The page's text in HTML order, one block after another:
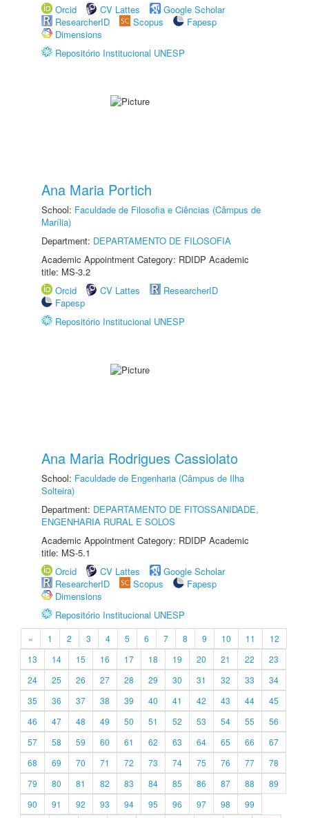
Orcid
CV Lattes
Google Scholar
ResearcherID
Scopus
Fapesp
Dimensions
Repositório Institucional UNESP
Ana Maria Portich
School: Faculdade de Filosofia e Ciências (Câmpus de
Marília)
Department: DEPARTAMENTO DE FILOSOFIA
Academic Appointment Category: RDIDP Academic
title: MS-3.2
Orcid
CV Lattes
ResearcherID
Fapesp
Repositório Institucional UNESP
Ana Maria Rodrigues Cassiolato
School: Faculdade de Engenharia (Câmpus de Ilha
Solteira)
Department: DEPARTAMENTO DE FITOSSANIDADE,
ENGENHARIA RURAL E SOLOS
Academic Appointment Category: RDIDP Academic
title: MS-5.1
Orcid
CV Lattes
Google Scholar
ResearcherID
Scopus
Fapesp
Dimensions
Repositório Institucional UNESP
« 1 2 3 4 5 6 7 8 9 10 11
12
13
14 15 16 17 18 19 20 21 22
23
24
25 26 27 28 29 30 31 32 33
34
35
36 37 38 39 40 41 42 43 44
45
46
47 48 49 50 51 52 53 54 55
56
57
58 59 60 61 62 63 64 65 66
67
68
69 70 71 72 73 74 75 76 77
78
79
80 81 82 83 84 85 86 87 88
89
90
91 92 93 94 95 96 97 98
99